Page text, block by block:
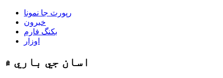
رپورٽ جا نمونا
خبرون
بکنگ فارم
اوزار
اسان جي باري ۾